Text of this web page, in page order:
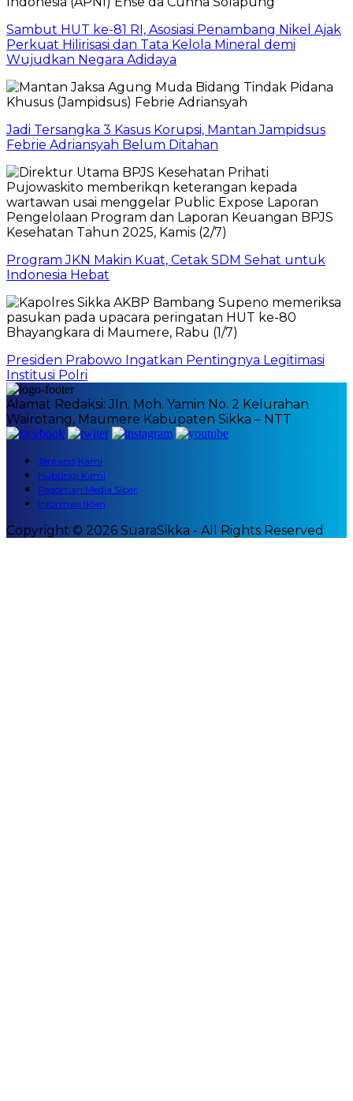
Sambut HUT ke-81 RI, Asosiasi Penambang Nikel Ajak
Perkuat Hilirisasi dan Tata Kelola Mineral demi
Wujudkan Negara Adidaya
Jadi Tersangka 3 Kasus Korupsi, Mantan Jampidsus
Febrie Adriansyah Belum Ditahan
Program JKN Makin Kuat, Cetak SDM Sehat untuk
Indonesia Hebat
Presiden Prabowo Ingatkan Pentingnya Legitimasi
Institusi Polri
Alamat Redaksi: Jln. Moh. Yamin No. 2 Kelurahan
Wairotang, Maumere Kabupaten Sikka – NTT
Tentang Kami
Hubungi Kami
Pedoman Media Siber
Informasi Iklan
Copyright © 2026 SuaraSikka - All Rights Reserved